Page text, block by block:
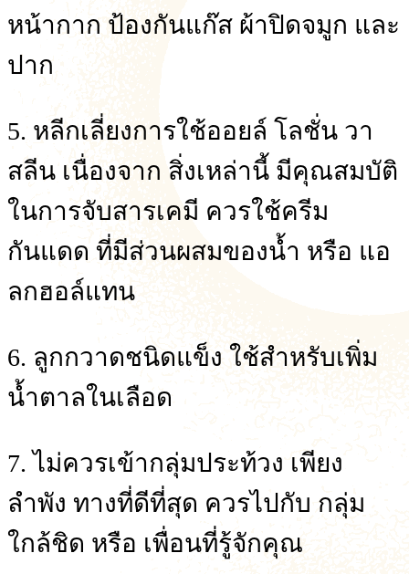
หน้ากาก ป้องกันแก๊ส ผ้าปิดจมูก และ
ปาก
5. หลีกเลี่ยงการใช้ออยล์ โลชั่น วา
สลีน เนื่องจาก สิ่งเหล่านี้ มีคุณสมบัติ
ในการจับสารเคมี ควรใช้ครีม
กันแดด ที่มีส่วนผสมของน้ำ หรือ แอ
ลกฮอล์แทน
6. ลูกกวาดชนิดแข็ง ใช้สำหรับเพิ่ม
น้ำตาลในเลือด
7. ไม่ควรเข้ากลุ่มประท้วง เพียง
ลำพัง ทางที่ดีที่สุด ควรไปกับ กลุ่ม
ใกล้ชิด หรือ เพื่อนที่รู้จักคุณ